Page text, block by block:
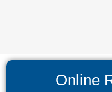
Online